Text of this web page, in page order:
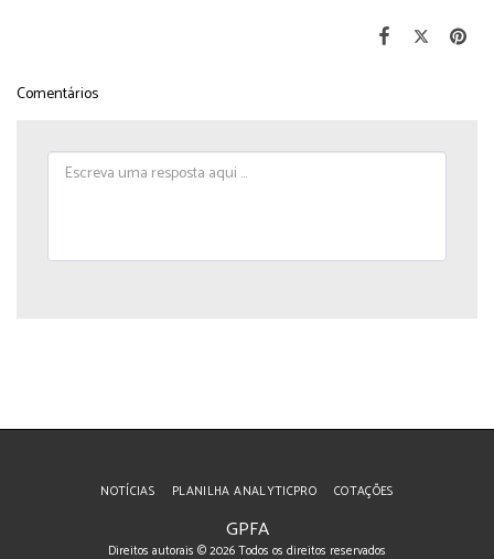
Comentários
GPFA
Direitos autorais © 2026 Todos os direitos reservados
NOTÍCIAS PLANILHA ANALYTICPRO COTAÇÕES